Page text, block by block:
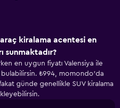
kiralama acentesi en
sunmaktadır?
en uygun fiyatı Valensiya ile
bulabilirsin. ₺994, momondo'da
günde genellikle SUV kiralama